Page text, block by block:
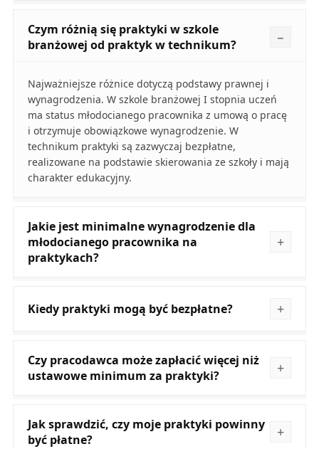
Czym różnią się praktyki w szkole
branżowej od praktyk w technikum?
Najważniejsze różnice dotyczą podstawy prawnej i
wynagrodzenia. W szkole branżowej I stopnia uczeń
ma status młodocianego pracownika z umową o pracę
i otrzymuje obowiązkowe wynagrodzenie. W
technikum praktyki są zazwyczaj bezpłatne,
realizowane na podstawie skierowania ze szkoły i mają
charakter edukacyjny.
Jakie jest minimalne wynagrodzenie dla
młodocianego pracownika na
praktykach?
Kiedy praktyki mogą być bezpłatne?
Czy pracodawca może zapłacić więcej niż
ustawowe minimum za praktyki?
Jak sprawdzić, czy moje praktyki powinny
być płatne?